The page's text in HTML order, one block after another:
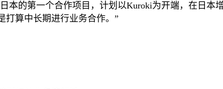
本的第一个合作项目，计划以Kuroki为开端，在日本
打算中长期进行业务合作。”